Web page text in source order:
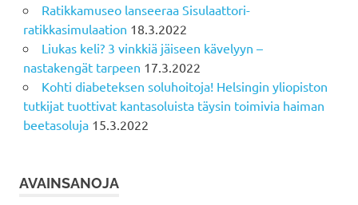
Ratikkamuseo lanseeraa Sisulaattori-
ratikkasimulaation 18.3.2022
Liukas keli? 3 vinkkiä jäiseen kävelyyn –
nastakengät tarpeen 17.3.2022
Kohti diabeteksen soluhoitoja! Helsingin yliopiston
tutkijat tuottivat kantasoluista täysin toimivia haiman
beetasoluja 15.3.2022
AVAINSANOJA